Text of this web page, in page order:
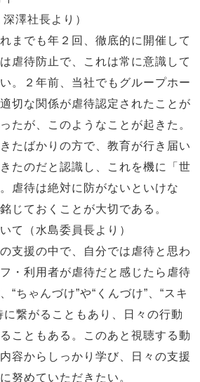
澤社長より）
までも年２回、徹底的に開催して
虐待防止で、これは常に意識して
。２年前、当社でもグループホー
切な関係が虐待認定されたことが
たが、このようなことが起きた。
たばかりの方で、教育が行き届い
たのだと認識し、これを機に「世
虐待は絶対に防がないといけな
じておくことが大切である。
て（水島委員長より）
支援の中で、自分では虐待と思わ
・利用者が虐待だと感じたら虐待
“ちゃんづけ”や“くんづけ”、“スキ
に繋がることもあり、日々の行動
こともある。このあと視聴する動
容からしっかり学び、日々の支援
努めていただきたい。